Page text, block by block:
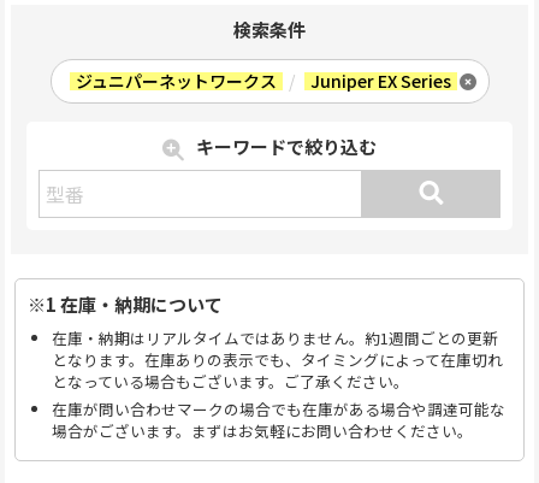
検索条件
ジュニパーネットワークス / Juniper EX Series
キーワードで絞り込む
※1 在庫・納期について
在庫・納期はリアルタイムではありません。約1週間ごとの更新
となります。在庫ありの表示でも、タイミングによって在庫切れ
となっている場合もございます。ご了承ください。
在庫が問い合わせマークの場合でも在庫がある場合や調達可能な
場合がございます。まずはお気軽にお問い合わせください。